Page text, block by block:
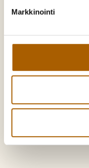
Markkinointi
Y-